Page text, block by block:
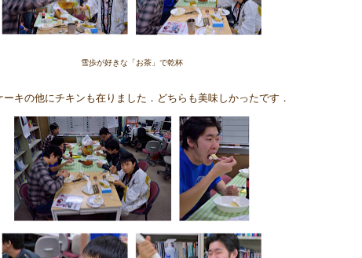
雪歩が好きな「お茶」で乾杯
キの他にチキンも在りました．どちらも美味しかったです．